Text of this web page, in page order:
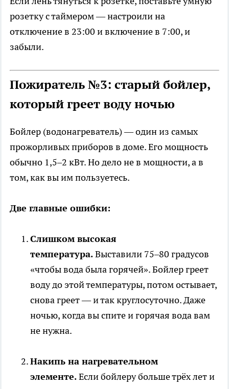
розетку с таймером — настроили на
отключение в 23:00 и включение в 7:00, и
забыли.
Пожиратель №3: старый бойлер,
который греет воду ночью
Бойлер (водонагреватель) — один из самых
прожорливых приборов в доме. Его мощность
обычно 1,5–2 кВт. Но дело не в мощности, а в
том, как вы им пользуетесь.
Две главные ошибки:
Слишком высокая
температура.Выставили 75–80 градусов
«чтобы вода была горячей». Бойлер греет
воду до этой температуры, потом остывает,
снова греет — и так круглосуточно. Даже
ночью, когда вы спите и горячая вода вам
не нужна.
Накипь на нагревательном
элементе.Если бойлеру больше трёх лет и